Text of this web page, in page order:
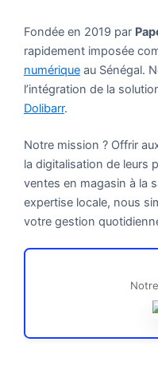
Fondée en 2019 par
rapidement imposée
numériqueau Sénégal.
l’intégration de la
Dolibarr.
Notre mission ? Offrir
la digitalisation de leurs
ventes en magasin à la
expertise locale, nous
votre gestion